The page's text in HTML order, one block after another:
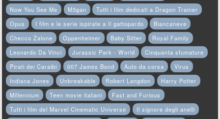
Now You See Me
M3gan
Tutti i film dedicati a Dragon Trainer
Opus
I film e le serie ispirate a Il gattopardo
Biancaneve
Checco Zalone
Oppenheimer Baby Sitter
Royal Family
Leonardo Da Vinci
Jurassic Park - World
Cinquanta sfumature
Pirati dei Caraibi
007 James Bond Auto da corsa
Virus
Indiana Jones
Unbreakable Robert Langdon
Harry Potter
Millennium
Teen movie italiani
Fast and Furious
Tutti i film del Marvel Cinematic Universe
Il signore degli anelli